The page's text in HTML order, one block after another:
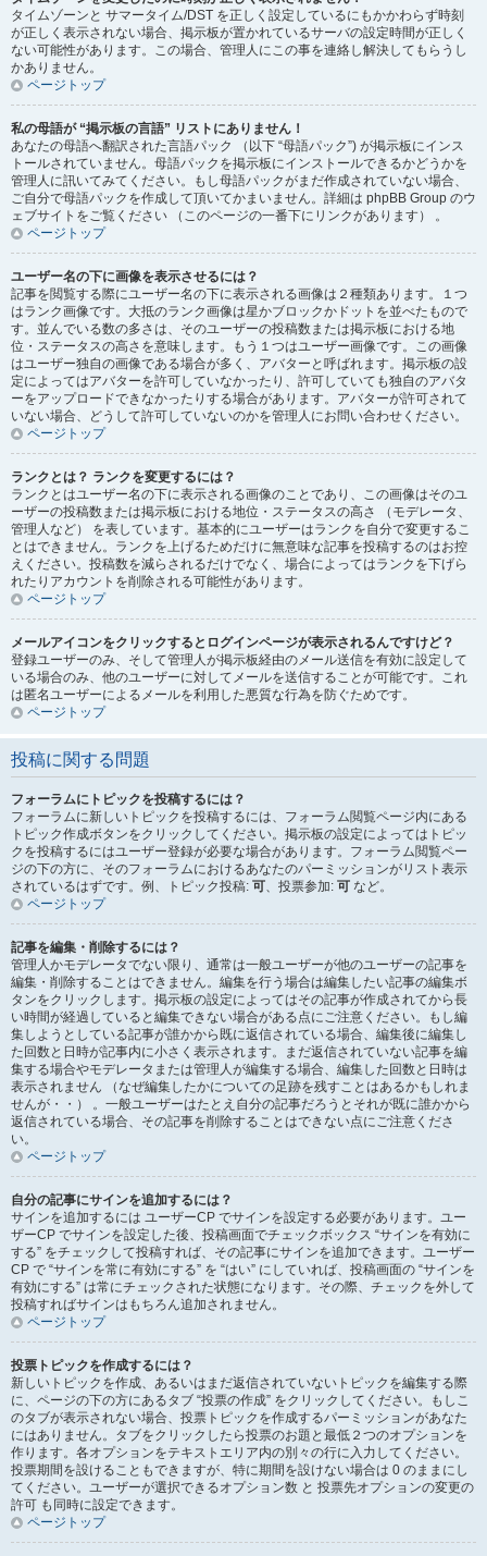
タイムゾーンと サマータイム/DST を正しく設定しているにもかかわらず時刻
が正しく表示されない場合、掲示板が置かれているサーバの設定時間が正しく
ない可能性があります。この場合、管理人にこの事を連絡し解決してもらうし
かありません。
ページトップ
私の母語が “掲示板の言語” リストにありません！
あなたの母語へ翻訳された言語パック （以下 “母語パック”) が掲示板にインス
トールされていません。母語パックを掲示板にインストールできるかどうかを
管理人に訊いてみてください。もし母語パックがまだ作成されていない場合、
ご自分で母語パックを作成して頂いてかまいません。詳細は phpBB Group のウ
ェブサイトをご覧ください （このページの一番下にリンクがあります） 。
ページトップ
ユーザー名の下に画像を表示させるには？
記事を閲覧する際にユーザー名の下に表示される画像は２種類あります。１つ
はランク画像です。大抵のランク画像は星かブロックかドットを並べたもので
す。並んでいる数の多さは、そのユーザーの投稿数または掲示板における地
位・ステータスの高さを意味します。もう１つはユーザー画像です。この画像
はユーザー独自の画像である場合が多く、アバターと呼ばれます。掲示板の設
定によってはアバターを許可していなかったり、許可していても独自のアバタ
ーをアップロードできなかったりする場合があります。アバターが許可されて
いない場合、どうして許可していないのかを管理人にお問い合わせください。
ページトップ
ランクとは？ ランクを変更するには？
ランクとはユーザー名の下に表示される画像のことであり、この画像はそのユ
ーザーの投稿数または掲示板における地位・ステータスの高さ （モデレータ、
管理人など） を表しています。基本的にユーザーはランクを自分で変更するこ
とはできません。ランクを上げるためだけに無意味な記事を投稿するのはお控
えください。投稿数を減らされるだけでなく、場合によってはランクを下げら
れたりアカウントを削除される可能性があります。
ページトップ
メールアイコンをクリックするとログインページが表示されるんですけど？
登録ユーザーのみ、そして管理人が掲示板経由のメール送信を有効に設定して
いる場合のみ、他のユーザーに対してメールを送信することが可能です。これ
は匿名ユーザーによるメールを利用した悪質な行為を防ぐためです。
ページトップ
投稿に関する問題
フォーラムにトピックを投稿するには？
フォーラムに新しいトピックを投稿するには、フォーラム閲覧ページ内にある
トピック作成ボタンをクリックしてください。掲示板の設定によってはトピッ
クを投稿するにはユーザー登録が必要な場合があります。フォーラム閲覧ペー
ジの下の方に、そのフォーラムにおけるあなたのパーミッションがリスト表示
されているはずです。例、トピック投稿: 可、投票参加: 可 など。
ページトップ
記事を編集・削除するには？
管理人かモデレータでない限り、通常は一般ユーザーが他のユーザーの記事を
編集・削除することはできません。編集を行う場合は編集したい記事の編集ボ
タンをクリックします。掲示板の設定によってはその記事が作成されてから長
い時間が経過していると編集できない場合がある点にご注意ください。もし編
集しようとしている記事が誰かから既に返信されている場合、編集後に編集し
た回数と日時が記事内に小さく表示されます。まだ返信されていない記事を編
集する場合やモデレータまたは管理人が編集する場合、編集した回数と日時は
表示されません （なぜ編集したかについての足跡を残すことはあるかもしれま
せんが・・） 。一般ユーザーはたとえ自分の記事だろうとそれが既に誰かから
返信されている場合、その記事を削除することはできない点にご注意くださ
い。
ページトップ
自分の記事にサインを追加するには？
サインを追加するには ユーザーCP でサインを設定する必要があります。ユー
ザーCP でサインを設定した後、投稿画面でチェックボックス “サインを有効に
する” をチェックして投稿すれば、その記事にサインを追加できます。ユーザー
CP で “サインを常に有効にする” を “はい” にしていれば、投稿画面の “サインを
有効にする” は常にチェックされた状態になります。その際、チェックを外して
投稿すればサインはもちろん追加されません。
ページトップ
投票トピックを作成するには？
新しいトピックを作成、あるいはまだ返信されていないトピックを編集する際
に、ページの下の方にあるタブ “投票の作成” をクリックしてください。もしこ
のタブが表示されない場合、投票トピックを作成するパーミッションがあなた
にはありません。タブをクリックしたら投票のお題と最低２つのオプションを
作ります。各オプションをテキストエリア内の別々の行に入力してください。
投票期間を設けることもできますが、特に期間を設けない場合は 0 のままにし
てください。ユーザーが選択できるオプション数 と 投票先オプションの変更の
許可 も同時に設定できます。
ページトップ